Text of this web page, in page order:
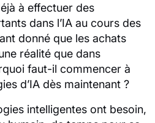
à effectuer des
dans l’IA au cours des
donné que les achats
réalité que dans
faut-il commencer à
d’IA dès maintenant ?
intelligentes ont besoin,